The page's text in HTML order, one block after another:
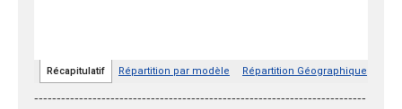
--------------------------------------------------------------------------